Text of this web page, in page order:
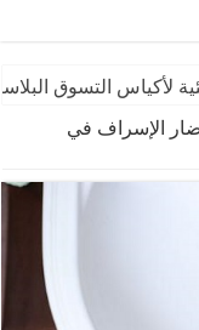
لأكياس التسوق
الإسراف في